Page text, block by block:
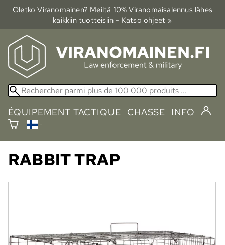
Oletko Viranomainen? Meiltä 10% Viranomais­alennus lähes
kaikkiin tuotteisiin - Katso ohjeet »
ÉQUIPEMENT TACTIQUE CHASSE INFO
RABBIT TRAP